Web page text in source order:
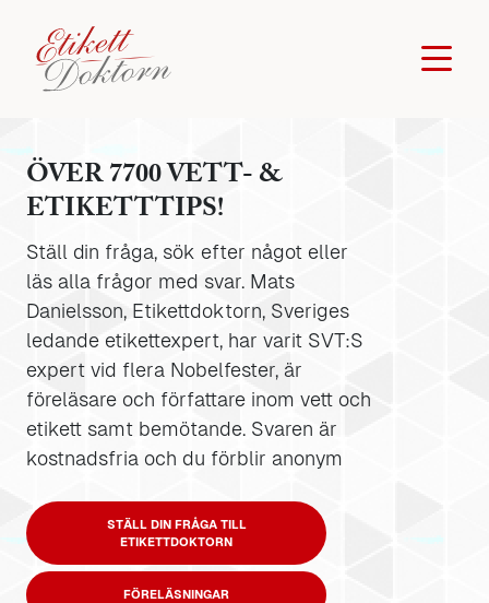
ÖVER 7700 VETT- &
ETIKETTTIPS!
Ställ din fråga, sök efter något eller
läs alla frågor med svar. Mats
Danielsson, Etikettdoktorn, Sveriges
ledande etikettexpert, har varit SVT:S
expert vid flera Nobelfester, är
föreläsare och författare inom vett och
etikett samt bemötande. Svaren är
kostnadsfria och du förblir anonym
STÄLL DIN FRÅGA TILL
ETIKETTDOKTORN
FÖRELÄSNINGAR